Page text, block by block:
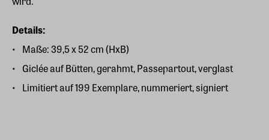
Details:
Maße: 39,5 x 52 cm (HxB)
Giclée auf Bütten, gerahmt, Passepartout, verglast
Limitiert auf 199 Exemplare, nummeriert, signiert